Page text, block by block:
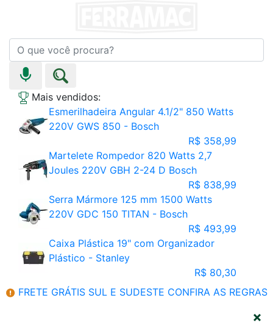
Mais vendidos:
Esmerilhadeira Angular 4.1/2" 850 Watts
220V GWS 850 - Bosch
R$ 358,99
Martelete Rompedor 820 Watts 2,7
Joules 220V GBH 2-24 D Bosch
R$ 838,99
Serra Mármore 125 mm 1500 Watts
220V GDC 150 TITAN - Bosch
R$ 493,99
Caixa Plástica 19" com Organizador
Plástico - Stanley
R$ 80,30
FRETE GRÁTIS SUL E SUDESTE CONFIRA AS REGRAS